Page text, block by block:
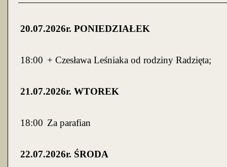
20.07.2026r. PONIEDZIAŁEK
18:00 + Czesława Leśniaka od rodziny Radzięta;
21.07.2026r. WTOREK
18:00 Za parafian
22.07.2026r. ŚRODA